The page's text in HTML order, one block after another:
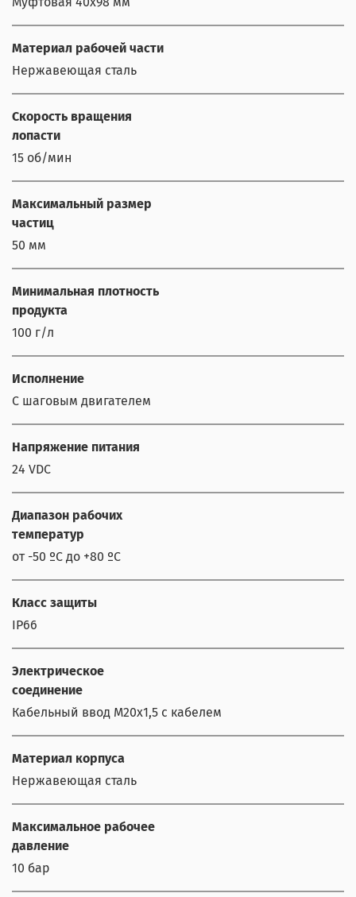
Материал рабочей части
Нержавеющая сталь
Скорость вращения
лопасти
15 об/мин
Максимальный размер
частиц
50 мм
Минимальная плотность
продукта
100 г/л
Исполнение
С шаговым двигателем
Напряжение питания
24 VDC
Диапазон рабочих
температур
от -50 ºС до +80 ºС
Класс защиты
IP66
Электрическое
соединение
Кабельный ввод М20х1,5 с кабелем
Материал корпуса
Нержавеющая сталь
Максимальное рабочее
давление
10 бар